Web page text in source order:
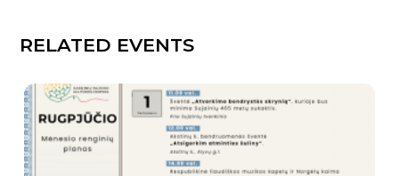
RELATED EVENTS